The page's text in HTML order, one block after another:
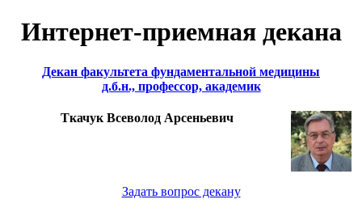
Интернет-приемная декана
Декан факультета фундаментальной медицины
д.б.н., профессор, академик
Ткачук Всеволод Арсеньевич
Задать вопрос декану